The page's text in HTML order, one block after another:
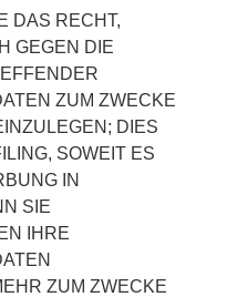
DAS RECHT,
GEGEN DIE
ZUM ZWECKE
DIES
SOWEIT ES
IN
SIE
IHRE
ZUM ZWECKE